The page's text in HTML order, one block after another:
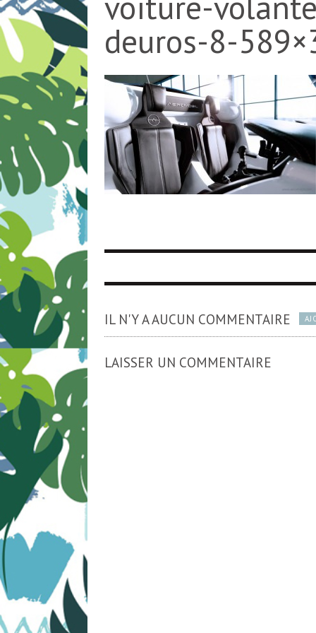
deuros-8-
IL N'Y A AUCUN COMMENTAIRE
LAISSER UN COMMENTAIRE